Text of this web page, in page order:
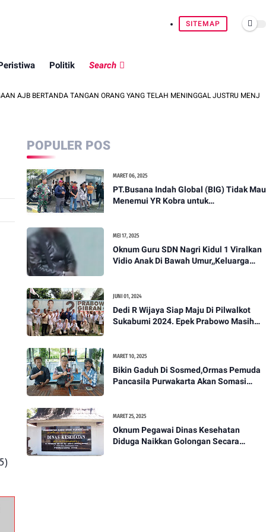
SITEMAP
Politik Search
TANGAN ORANG YANG TELAH MENINGGAL JUSTRU MENJADI DASAR
POPULER POS
MARET 06, 2025
PT.Busana Indah Global (BIG) Tidak Mau
Menemui YR Kobra untuk
MEI 17, 2025
Oknum Guru SDN Nagri Kidul 1 Viralkan
Vidio Anak Di Bawah Umur,,Keluarga
JUNI 01, 2024
Dedi R Wijaya Siap Maju Di Pilwalkot
Sukabumi 2024. Epek Prabowo Masih
MARET 10, 2025
Bikin Gaduh Di Sosmed,Ormas Pemuda
Pancasila Purwakarta Akan Somasi
MARET 25, 2025
Oknum Pegawai Dinas Kesehatan
Diduga Naikkan Golongan Secara